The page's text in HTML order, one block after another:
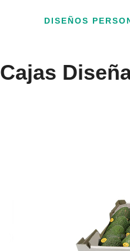
DISEÑOS
Cajas